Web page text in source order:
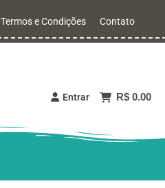
Termos e Condições Contato
Entrar R$ 0.00